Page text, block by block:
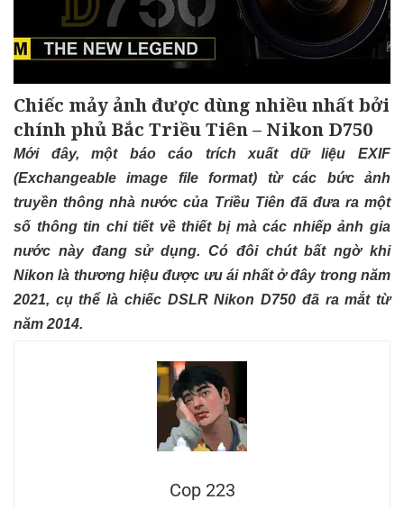
Chiếc mảy ảnh được dùng nhiều nhất bởi
chính phủ Bắc Triều Tiên – Nikon D750
Mới đây, một báo cáo trích xuất dữ liệu EXIF
(Exchangeable image file format) ​​từ các bức ảnh
truyền thông nhà nước của Triều Tiên đã đưa ra một
số thông tin chi tiết về thiết bị mà các nhiếp ảnh gia
nước này đang sử dụng. Có đôi chút bất ngờ khi
Nikon là thương hiệu được ưu ái nhất ở đây trong năm
2021, cụ thể là chiếc DSLR Nikon D750 đã ra mắt từ
năm 2014.
Cop 223